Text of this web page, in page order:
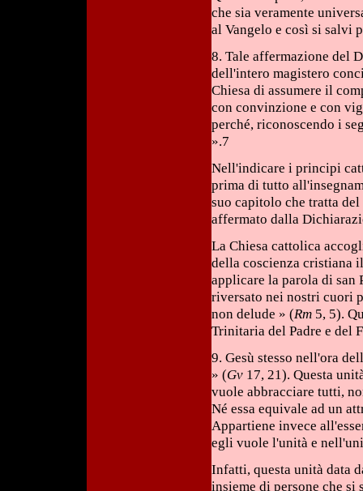
che sia veramente
al Vangelo e così si salvi
8. Tale affermazione del
dell'intero magistero
Chiesa di assumere il
con convinzione e con
perché, riconoscendo i
».7
Nell'indicare i principi
prima di tutto
suo capitolo che tratta
affermato dalla
La Chiesa cattolica
della coscienza cristiana
applicare la parola di san
riversato nei nostri cuori
non delude » (Rm 5, 5).
Trinitaria del Padre e del
9. Gesù stesso nell'ora
» (Gv 17, 21). Questa
vuole abbracciare tutti,
Né essa equivale ad un
Appartiene invece
egli vuole l'unità e
Infatti, questa unità data
insieme di persone che